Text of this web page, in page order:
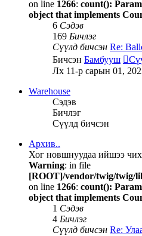
on line 1266: count():
object that implements
6 Сэдэв
169 Бичлэг
Сүүлд бичсэн Re:
Бичсэн Бамбууш
Лх 11-р сарын 01,
Warehouse
Сэдэв
Бичлэг
Сүүлд бичсэн
Архив..
Хог новшнуудаа ийшээ
Warning: in file
[ROOT]/vendor/twig/twig/
on line 1266: count():
object that implements
1 Сэдэв
4 Бичлэг
Сүүлд бичсэн Re: